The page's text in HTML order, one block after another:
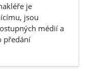
je
jsou
médií a
předání